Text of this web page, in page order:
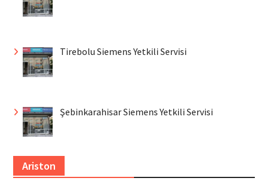
Tirebolu Siemens Yetkili Servisi
Şebinkarahisar Siemens Yetkili Servisi
Ariston